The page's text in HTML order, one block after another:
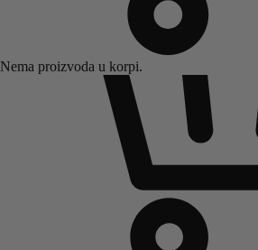
Nema proizvoda u korpi.